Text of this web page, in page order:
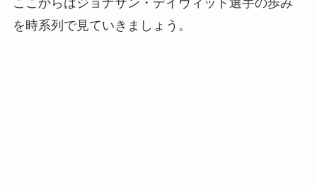
を時系列で見ていきましょう。